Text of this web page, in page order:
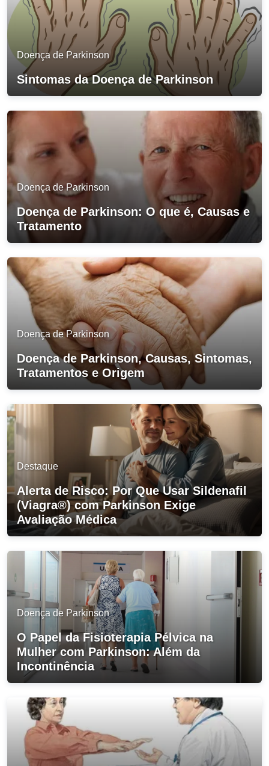
Doença de Parkinson
Sintomas da Doença de Parkinson
Doença de Parkinson
Doença de Parkinson: O que é, Causas e
Tratamento
Doença de Parkinson
Doença de Parkinson, Causas, Sintomas,
Tratamentos e Origem
Destaque
Alerta de Risco: Por Que Usar Sildenafil
(Viagra®) com Parkinson Exige
Avaliação Médica
Doença de Parkinson
O Papel da Fisioterapia Pélvica na
Mulher com Parkinson: Além da
Incontinência